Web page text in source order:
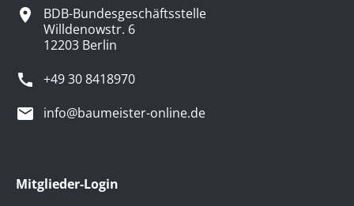
BDB-Bundesgeschäftsstelle
Willdenowstr. 6
12203 Berlin
+49 30 8418970
info@baumeister-online.de
Mitglieder-Login